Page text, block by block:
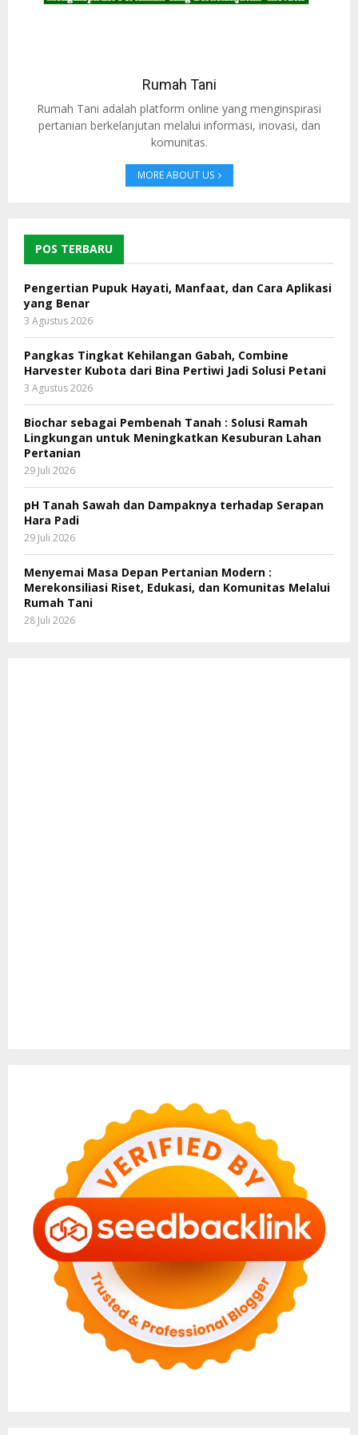
Rumah Tani
Rumah Tani adalah platform online yang menginspirasi
pertanian berkelanjutan melalui informasi, inovasi, dan
komunitas.
MORE ABOUT US
POS TERBARU
Pengertian Pupuk Hayati, Manfaat, dan Cara Aplikasi
yang Benar
3 Agustus 2026
Pangkas Tingkat Kehilangan Gabah, Combine
Harvester Kubota dari Bina Pertiwi Jadi Solusi Petani
3 Agustus 2026
Biochar sebagai Pembenah Tanah : Solusi Ramah
Lingkungan untuk Meningkatkan Kesuburan Lahan
Pertanian
29 Juli 2026
pH Tanah Sawah dan Dampaknya terhadap Serapan
Hara Padi
29 Juli 2026
Menyemai Masa Depan Pertanian Modern :
Merekonsiliasi Riset, Edukasi, dan Komunitas Melalui
Rumah Tani
28 Juli 2026